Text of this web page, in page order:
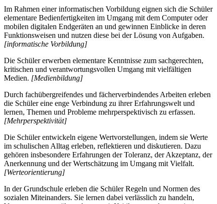
Im Rahmen einer informatischen Vorbildung eignen sich die Schüler
elementare Bedienfertigkeiten im Umgang mit dem Computer oder
mobilen digitalen Endgeräten an und gewinnen Einblicke in deren
Funktionsweisen und nutzen diese bei der Lösung von Aufgaben.
[informatische Vorbildung]
Die Schüler erwerben elementare Kenntnisse zum sachgerechten,
kritischen und verantwortungsvollen Umgang mit vielfältigen
Medien. [Medienbildung]
Durch fachübergreifendes und fächerverbindendes Arbeiten erleben
die Schüler eine enge Verbindung zu ihrer Erfahrungswelt und
lernen, Themen und Probleme mehrperspektivisch zu erfassen.
[Mehrperspektivität]
Die Schüler entwickeln eigene Wertvorstellungen, indem sie Werte
im schulischen Alltag erleben, reflektieren und diskutieren. Dazu
gehören insbesondere Erfahrungen der Toleranz, der Akzeptanz, der
Anerkennung und der Wertschätzung im Umgang mit Vielfalt.
[Werteorientierung]
In der Grundschule erleben die Schüler Regeln und Normen des
sozialen Miteinanders. Sie lernen dabei verlässlich zu handeln,